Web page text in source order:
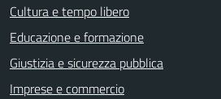
Cultura e tempo libero
Educazione e formazione
Giustizia e sicurezza pubblica
Imprese e commercio